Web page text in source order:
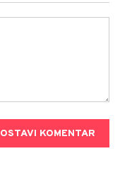
OSTAVI KOMENTAR